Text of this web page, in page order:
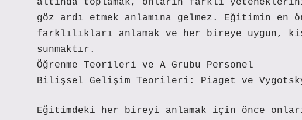
altında toplamak, onların farklı
göz ardı etmek anlamına gelmez. Eğitimin en
farklılıkları anlamak ve her bireye uygun,
sunmaktır.
Öğrenme Teorileri ve A Grubu Personel
Bilişsel Gelişim Teorileri: Piaget ve
Eğitimdeki her bireyi anlamak için önce